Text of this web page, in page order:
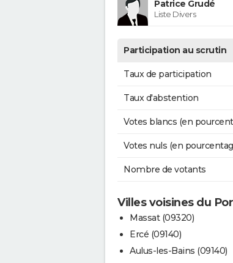
Patrice Grudé
Liste Divers
Participation au scrutin
Taux de participation
Taux d'abstention
Votes blancs (en
Votes nuls (en
Nombre de votants
Villes voisines du
Massat (09320)
Ercé (09140)
Aulus-les-Bains (09140)